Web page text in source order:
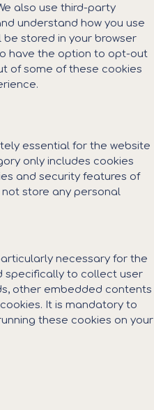
also use third-party
understand how you use
be stored in your browser
have the option to opt-out
of some of these cookies
essential for the website
only includes cookies
and security features of
store any personal
necessary for the
specifically to collect user
other embedded contents
It is mandatory to
these cookies on your